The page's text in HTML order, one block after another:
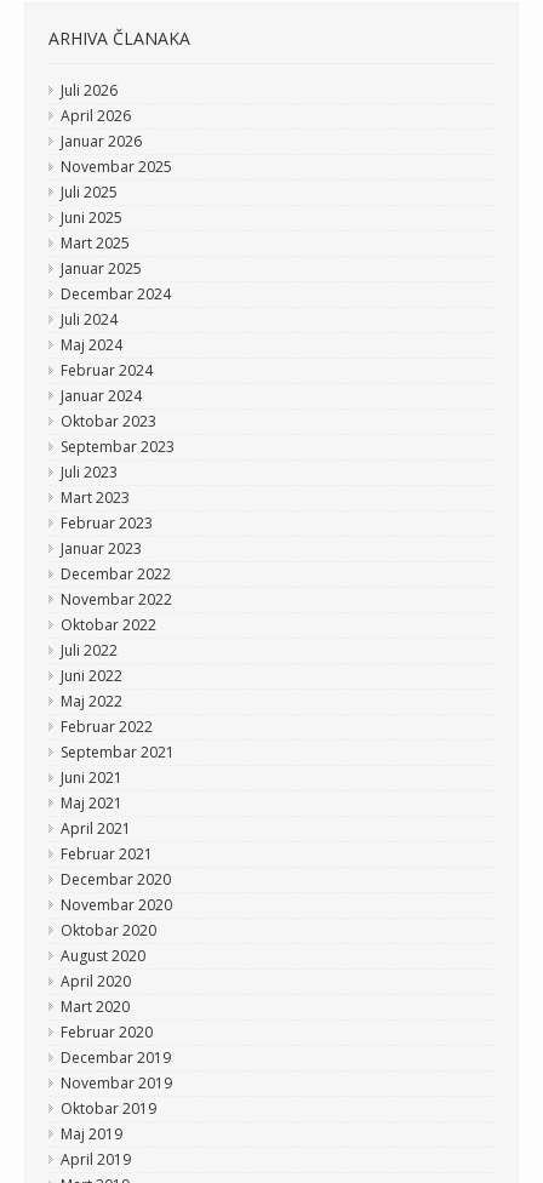
ARHIVA ČLANAKA
Juli 2026
April 2026
Januar 2026
Novembar 2025
Juli 2025
Juni 2025
Mart 2025
Januar 2025
Decembar 2024
Juli 2024
Maj 2024
Februar 2024
Januar 2024
Oktobar 2023
Septembar 2023
Juli 2023
Mart 2023
Februar 2023
Januar 2023
Decembar 2022
Novembar 2022
Oktobar 2022
Juli 2022
Juni 2022
Maj 2022
Februar 2022
Septembar 2021
Juni 2021
Maj 2021
April 2021
Februar 2021
Decembar 2020
Novembar 2020
Oktobar 2020
August 2020
April 2020
Mart 2020
Februar 2020
Decembar 2019
Novembar 2019
Oktobar 2019
Maj 2019
April 2019